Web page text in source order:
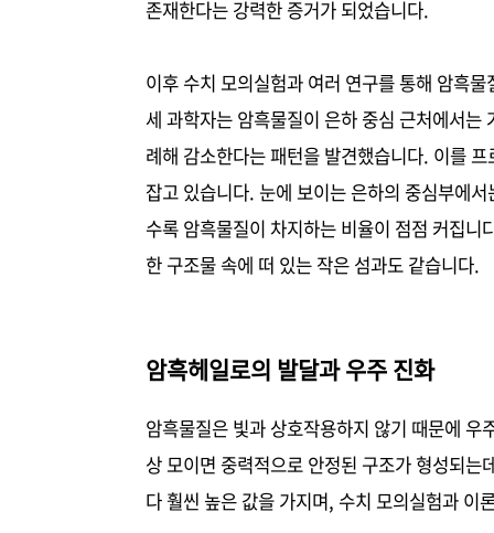
존재한다는 강력한 증거가 되었습니다.
이후 수치 모의실험과 여러 연구를 통해 암흑
세 과학자는 암흑물질이 은하 중심 근처에서
례해 감소한다는 패턴을 발견했습니다. 이를
잡고 있습니다. 눈에 보이는 은하의 중심부에
수록 암흑물질이 차지하는 비율이 점점 커집
한 구조물 속에 떠 있는 작은 섬과도 같습니다.
암흑헤일로의 발달과 우주 진화
암흑물질은 빛과 상호작용하지 않기 때문에
상 모이면 중력적으로 안정된 구조가 형성되
다 훨씬 높은 값을 가지며, 수치 모의실험과 이